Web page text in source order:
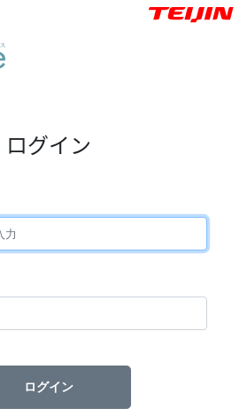
ログイン
ログイン